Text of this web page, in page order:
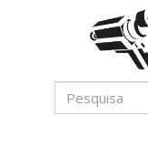
conteúdo
sétima